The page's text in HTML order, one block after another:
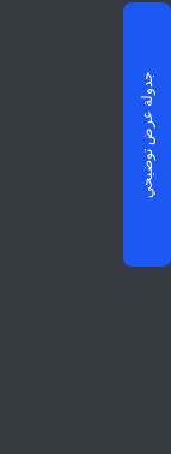
جدولة عرض توضيحي